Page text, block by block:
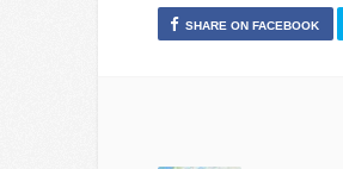
SHARE ON FACEBOOK